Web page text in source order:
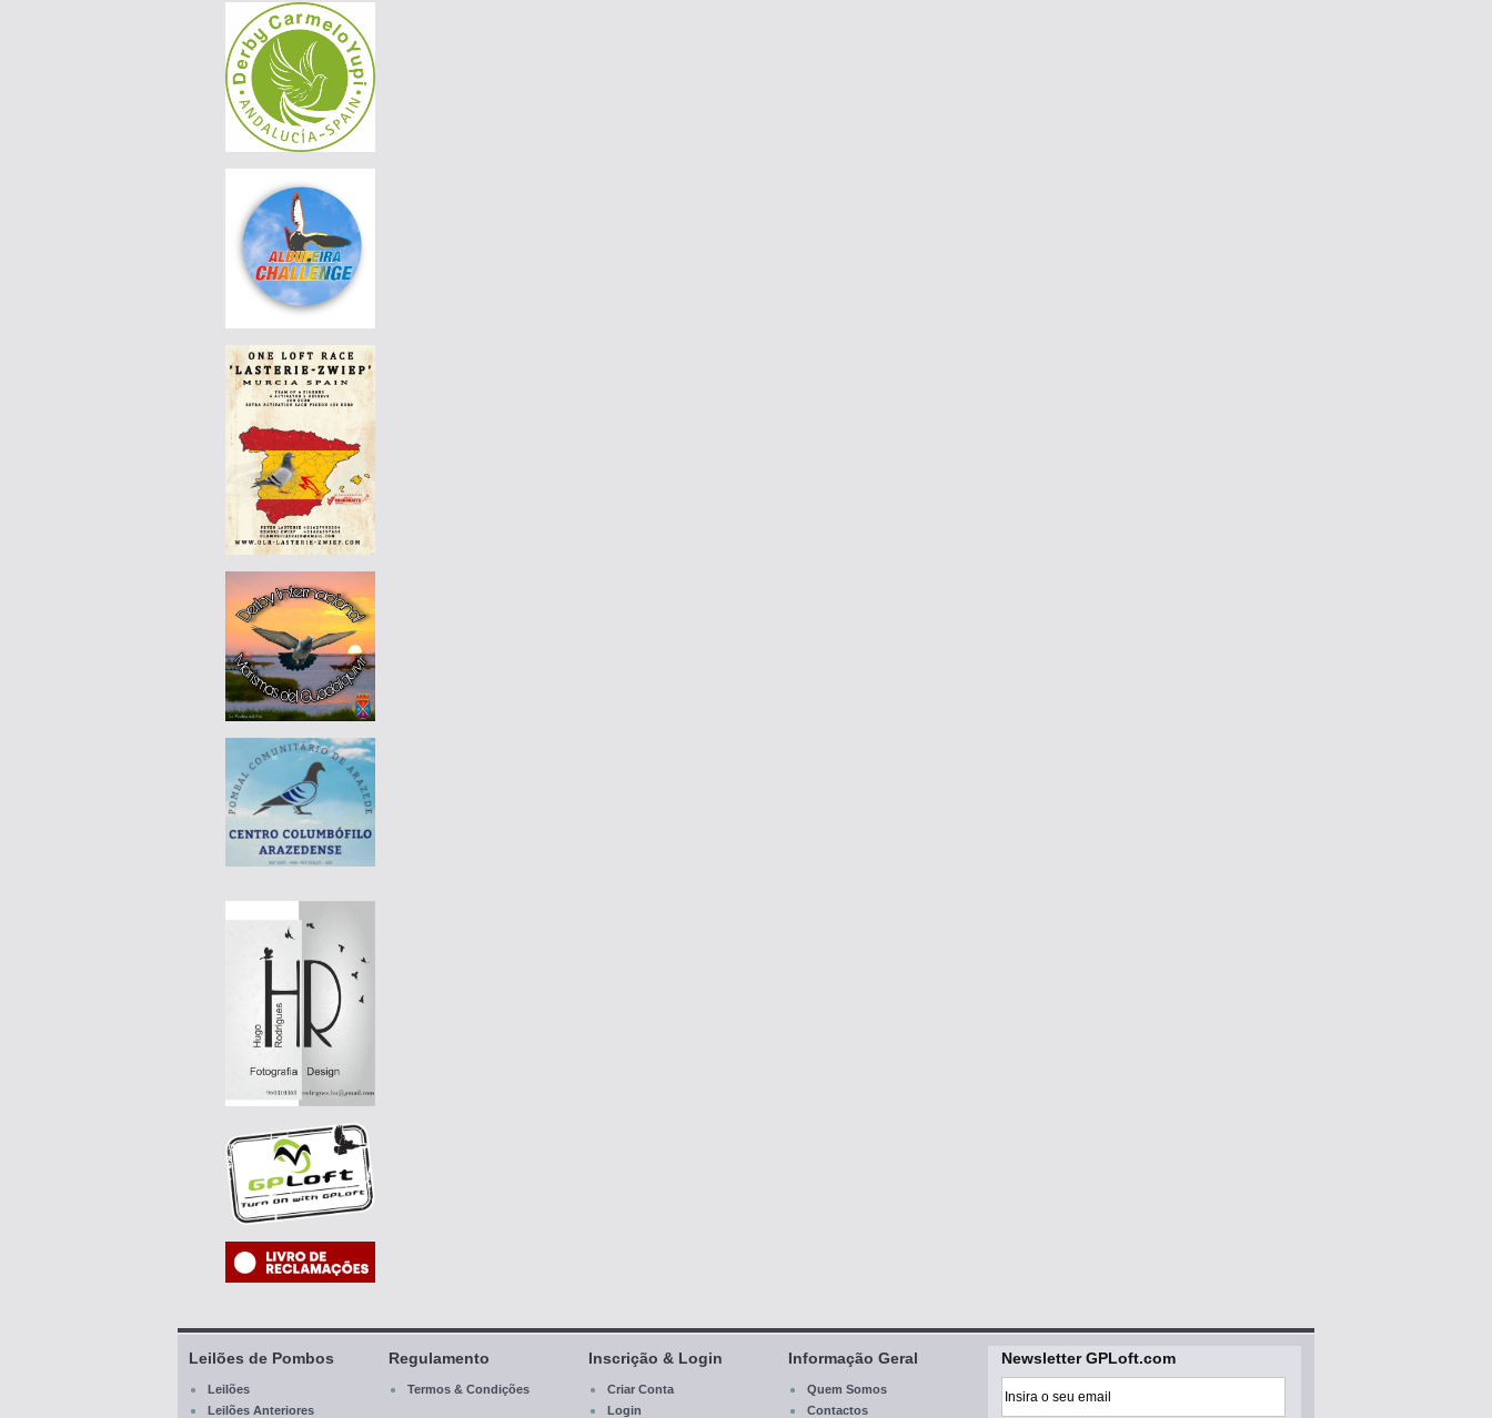
PT-6370785-26|55 EUR
DERBY BORRACHOS 2026 - 3B
PT-6069012-26|65 EUR
DERBY BORRACHOS 2026 - 3B
PT25-5129735 |90 EUR
PT-6158898-26|55 EUR
DERBY BORRACHOS 2026 - 3A
Leilões de Pombos
Leilões
Leilões Anteriores
Regulamento
Termos & Condições
Inscrição & Login
Criar Conta
Login
Informação Geral
Quem Somos
Contactos
Newsletter GPLoft.com